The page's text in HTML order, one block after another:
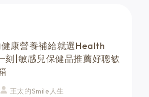
康營養補給就選Health
刻|敏感兒保健品推薦好聰敏
王太的Smile人生